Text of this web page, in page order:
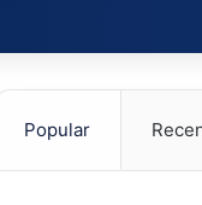
Popular